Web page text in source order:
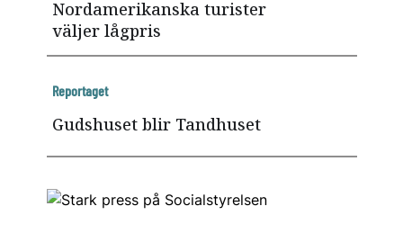
Nordamerikanska turister
väljer lågpris
Gudshuset blir Tandhuset
Reportaget